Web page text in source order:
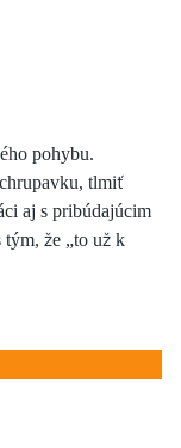
pohybu.
tlmiť
aj s pribúdajúcim
tým, že „to už k